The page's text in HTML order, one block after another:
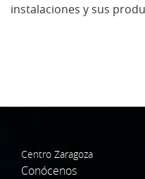
instalaciones y sus
Centro Zaragoza
Conócenos